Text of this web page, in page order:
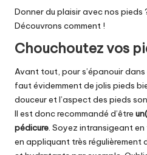
Donner du plaisir avec nos pieds
Découvrons comment !
Chouchoutez vos
Avant tout, pour s’épanouir
faut évidemment de jolis pieds
douceur et l’aspect des pieds
Il est donc recommandé d’être
pédicure. Soyez intransigeant
en appliquant très régulièrement